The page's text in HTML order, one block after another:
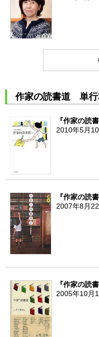
作家の読書道 単行
『作家の読書
2010年5月
『作家の読書
2007年8月
『作家の読書
2005年10月